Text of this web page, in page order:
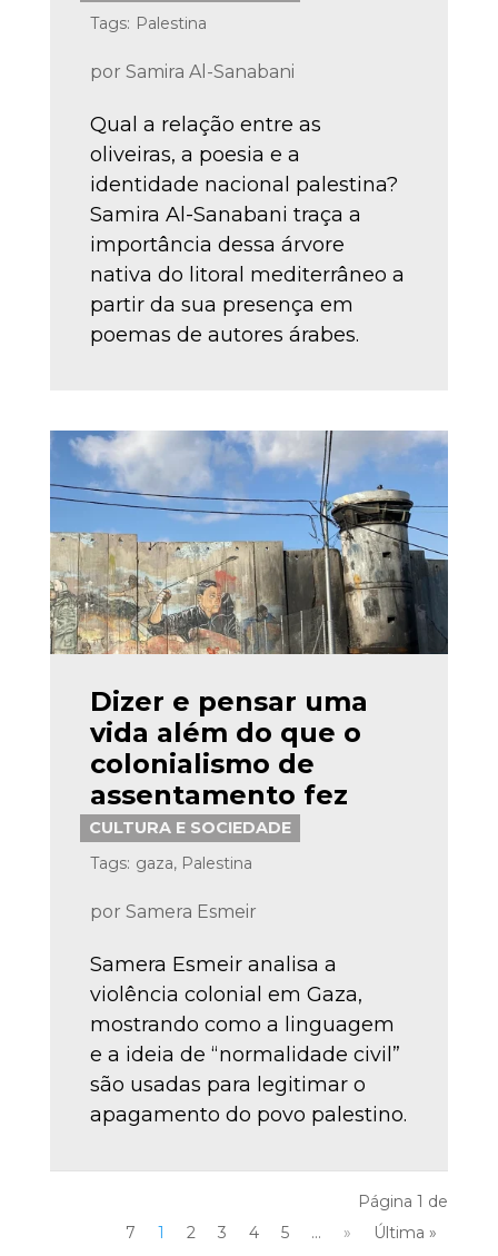
Tags: Palestina
por Samira Al-Sanabani
Qual a relação entre as
oliveiras, a poesia e a
identidade nacional palestina?
Samira Al-Sanabani traça a
importância dessa árvore
nativa do litoral mediterrâneo a
partir da sua presença em
poemas de autores árabes.
Dizer e pensar uma
vida além do que o
colonialismo de
assentamento fez
CULTURA E SOCIEDADE
Tags: gaza, Palestina
por Samera Esmeir
Samera Esmeir analisa a
violência colonial em Gaza,
mostrando como a linguagem
e a ideia de “normalidade civil”
são usadas para legitimar o
apagamento do povo palestino.
Página 1 de
7
1 2 3 4 5 ... » Última »